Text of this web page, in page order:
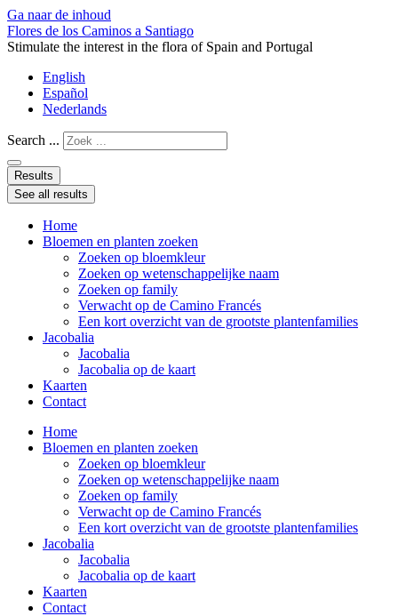
Ga naar de inhoud
Flores de los Caminos a Santiago
Stimulate the interest in the flora of Spain and Portugal
English
Español
Nederlands
Search ...
Results
See all results
Home
Bloemen en planten zoeken
Zoeken op bloemkleur
Zoeken op wetenschappelijke naam
Zoeken op family
Verwacht op de Camino Francés
Een kort overzicht van de grootste plantenfamilies
Jacobalia
Jacobalia
Jacobalia op de kaart
Kaarten
Contact
Home
Bloemen en planten zoeken
Zoeken op bloemkleur
Zoeken op wetenschappelijke naam
Zoeken op family
Verwacht op de Camino Francés
Een kort overzicht van de grootste plantenfamilies
Jacobalia
Jacobalia
Jacobalia op de kaart
Kaarten
Contact